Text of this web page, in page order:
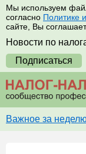
Мы используем
согласно Политике
сайте, Вы
Новости по
Подписаться
Важное за